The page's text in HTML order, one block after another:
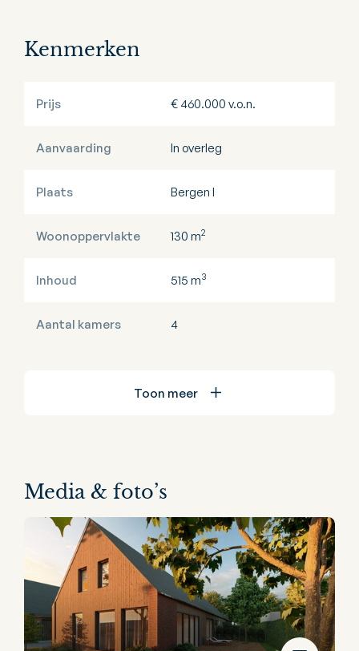
Kenmerken
Prijs € 460.000 v.o.n.
Aanvaarding In overleg
Plaats Bergen l
Woonoppervlakte 130 m2
Inhoud 515 m3
Aantal kamers 4
Toon meer
Media & foto’s